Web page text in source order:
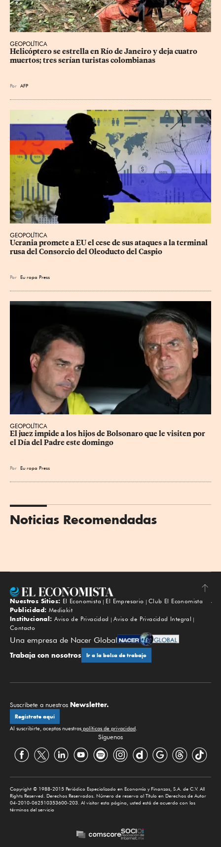
GEOPOLÍTICA
Helicóptero se estrella en Río de Janeiro y deja cuatro
muertos; tres serían turistas colombianas
Por AFP
GEOPOLÍTICA
Ucrania promete a EU el cese de sus ataques a la terminal
rusa del Consorcio del Oleoducto del Caspio
Por Eu ropa Press
GEOPOLÍTICA
El juez impide a los hijos de Bolsonaro que le visiten por
el Día del Padre este domingo
Por Eu ropa Press
Noticias Recomendadas
Subir
Nuestros Sitios: El Economista El Empresario
Club El Economista
Publicidad: Mediakit
Institucional: Aviso de Privacidad
Aviso de Privacidad Integral
Contacto
Una empresa de Nacer Global
Trabaja con nosotros Ir a la bolsa de trabajo
Suscríbete a nuestros Newsletter.
Regístrate aquí
Al suscribirte, aceptas nuestras políticas de privacidad.
Síguenos
Copyright © 1988-2015 Periódico Especializado en Economía y Finanzas, S.A. de C.V. All
Rights Reserved. Derechos Reservados. Número de reserva al Título en Derechos de Autor
04-2010-062510353600-203. Al visitar esta página, usted está de acuerdo con los
términos del servicio